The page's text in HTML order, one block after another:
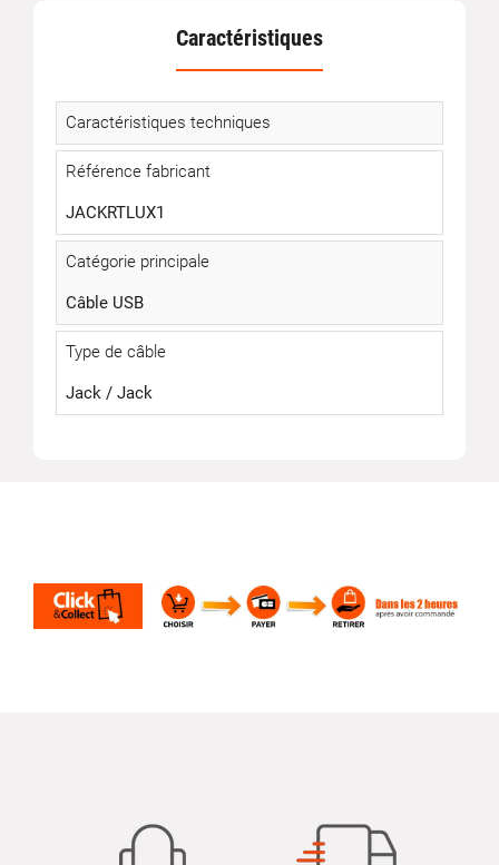
Caractéristiques
Caractéristiques techniques
Référence fabricant
JACKRTLUX1
Catégorie principale
Câble USB
Type de câble
Jack / Jack